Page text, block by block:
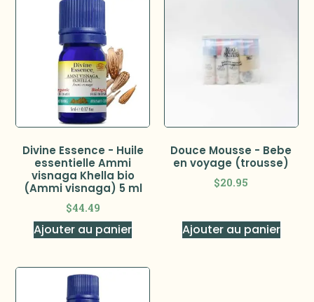
Divine Essence - Huile
essentielle Ammi
visnaga Khella bio
(Ammi visnaga) 5 ml
$44.49
Ajouter au panier
Douce Mousse - Bebe
en voyage (trousse)
$20.95
Ajouter au panier